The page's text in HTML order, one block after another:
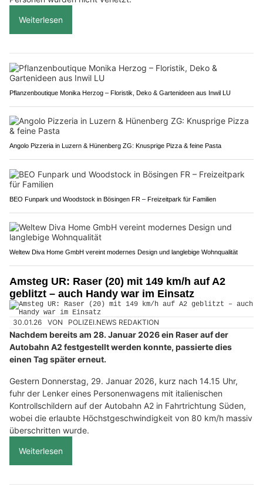
Weiterlesen
Pflanzenboutique Monika Herzog – Floristik, Deko & Gartenideen aus Inwil LU
Angolo Pizzeria in Luzern & Hünenberg ZG: Knusprige Pizza & feine Pasta
BEO Funpark und Woodstock in Bösingen FR – Freizeitpark für Familien
Weltew Diva Home GmbH vereint modernes Design und langlebige Wohnqualität
Amsteg UR: Raser (20) mit 149 km/h auf A2
geblitzt – auch Handy war im Einsatz
30.01.26 VON POLIZEI.NEWS REDAKTION
Nachdem bereits am 28. Januar 2026 ein Raser auf der
Autobahn A2 festgestellt werden konnte, passierte dies
einen Tag später erneut.
Gestern Donnerstag, 29. Januar 2026, kurz nach 14.15 Uhr,
fuhr der Lenker eines Personenwagens mit italienischen
Kontrollschildern auf der Autobahn A2 in Fahrtrichtung Süden,
wobei die erlaubte Höchstgeschwindigkeit von 80 km/h massiv
überschritten wurde.
Weiterlesen